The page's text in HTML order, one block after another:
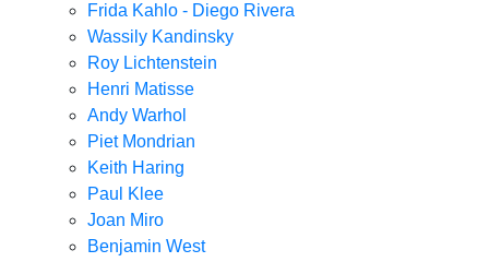
Frida Kahlo - Diego Rivera
Wassily Kandinsky
Roy Lichtenstein
Henri Matisse
Andy Warhol
Piet Mondrian
Keith Haring
Paul Klee
Joan Miro
Benjamin West